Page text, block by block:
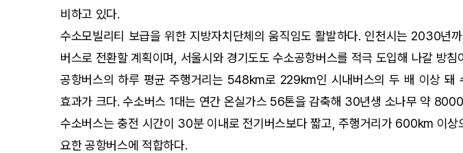
비하고 있다.
수소모빌리티 보급을 위한 지방자치단체의 움직임도 활발하다. 인천시는 2030년
버스로 전환할 계획이며, 서울시와 경기도도 수소공항버스를 적극 도입해 나갈 방침
공항버스의 하루 평균 주행거리는 548km로 229km인 시내버스의 두 배 이상 돼
효과가 크다. 수소버스 1대는 연간 온실가스 56톤을 감축해 30년생 소나무 약
수소버스는 충전 시간이 30분 이내로 전기버스보다 짧고, 주행거리가 600km 이상
요한 공항버스에 적합하다.